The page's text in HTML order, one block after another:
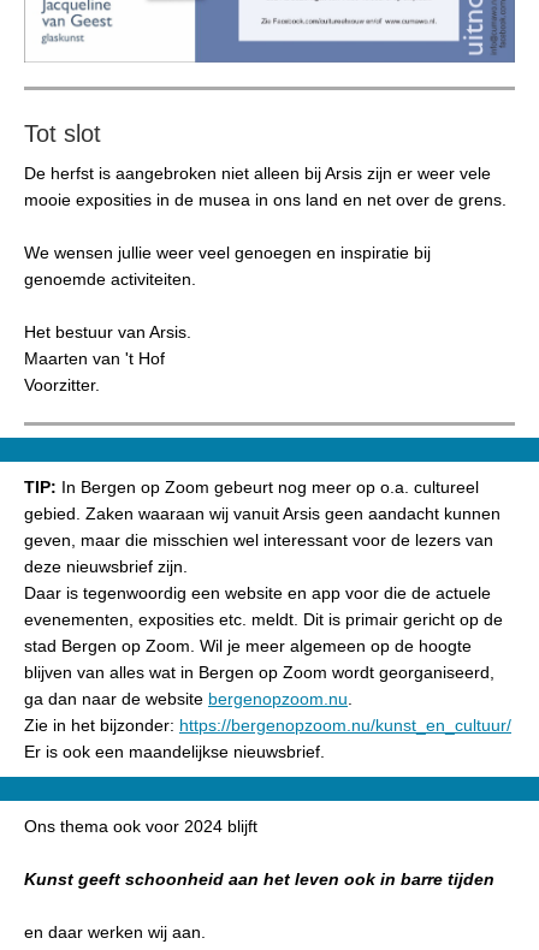
Tot slot
De herfst is aangebroken niet alleen bij Arsis zijn er weer vele
mooie exposities in de musea in ons land en net over de grens.
We wensen jullie weer veel genoegen en inspiratie bij
genoemde activiteiten.
Het bestuur van Arsis.
Maarten van 't Hof
Voorzitter.
TIP: In Bergen op Zoom gebeurt nog meer op o.a. cultureel
gebied. Zaken waaraan wij vanuit Arsis geen aandacht kunnen
geven, maar die misschien wel interessant voor de lezers van
deze nieuwsbrief zijn.
Daar is tegenwoordig een website en app voor die de actuele
evenementen, exposities etc. meldt. Dit is primair gericht op de
stad Bergen op Zoom. Wil je meer algemeen op de hoogte
blijven van alles wat in Bergen op Zoom wordt georganiseerd,
ga dan naar de website bergenopzoom.nu
Zie in het bijzonder: https://bergenopzoom.nu/kunst_en_cultuur/
Er is ook een maandelijkse nieuwsbrief.
Ons thema ook voor 2024 blijft
Kunst geeft schoonheid aan het leven ook in barre tijden
en daar werken wij aan.